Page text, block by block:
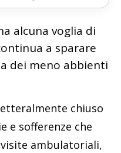
alcuna voglia di
a sparare
dei meno abbienti
chiuso
e sofferenze che
ambulatoriali,